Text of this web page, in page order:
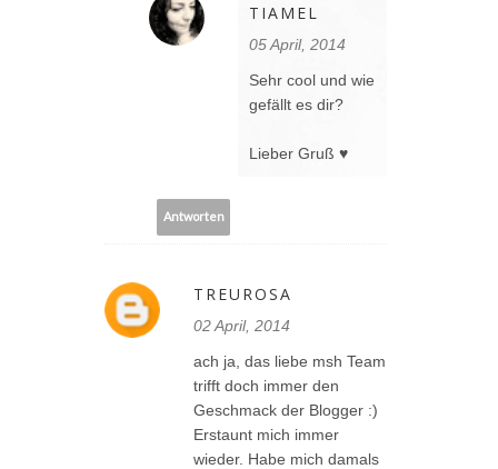
TIAMEL
05 April, 2014
Sehr cool und wie
gefällt es dir?
Lieber Gruß ♥
Antworten
TREUROSA
02 April, 2014
ach ja, das liebe msh Team
trifft doch immer den
Geschmack der Blogger :)
Erstaunt mich immer
wieder. Habe mich damals